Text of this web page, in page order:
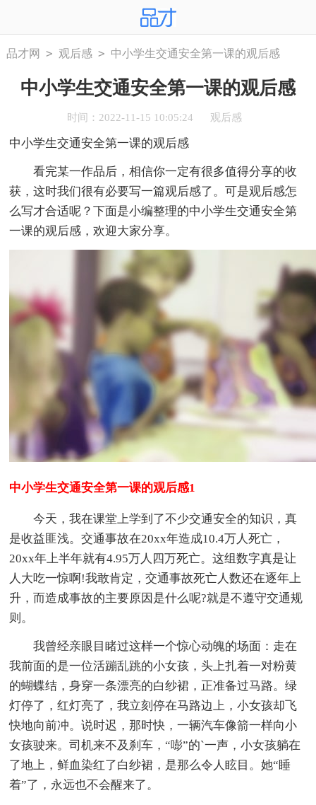
品才网 > 观后感 > 中小学生交通安全第一课的观后感
中小学生交通安全第一课的观后感
时间：2022-11-15 10:05:24 观后感
中小学生交通安全第一课的观后感
看完某一作品后，相信你一定有很多值得分享的收
获，这时我们很有必要写一篇观后感了。可是观后感怎
么写才合适呢？下面是小编整理的中小学生交通安全第
一课的观后感，欢迎大家分享。
中小学生交通安全第一课的观后感1
今天，我在课堂上学到了不少交通安全的知识，真
是收益匪浅。交通事故在20xx年造成10.4万人死亡，
20xx年上半年就有4.95万人四万死亡。这组数字真是让
人大吃一惊啊!我敢肯定，交通事故死亡人数还在逐年上
升，而造成事故的主要原因是什么呢?就是不遵守交通规
则。
我曾经亲眼目睹过这样一个惊心动魄的场面：走在
我前面的是一位活蹦乱跳的小女孩，头上扎着一对粉黄
的蝴蝶结，身穿一条漂亮的白纱裙，正准备过马路。绿
灯停了，红灯亮了，我立刻停在马路边上，小女孩却飞
快地向前冲。说时迟，那时快，一辆汽车像箭一样向小
女孩驶来。司机来不及刹车，“嘭”的`一声，小女孩躺在
了地上，鲜血染红了白纱裙，是那么令人眩目。她“睡
着”了，永远也不会醒来了。